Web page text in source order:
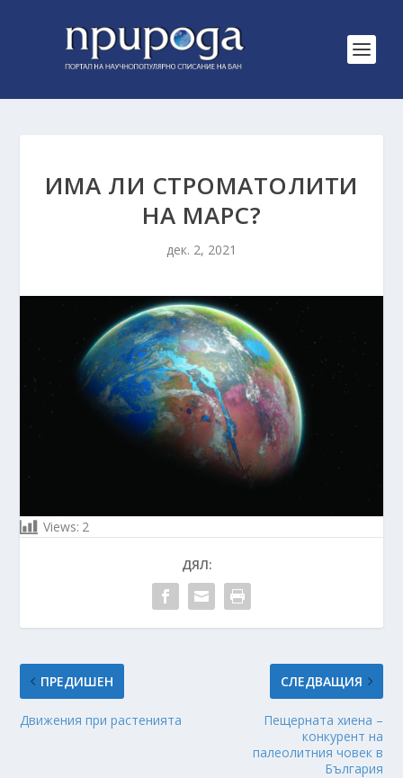
ИМА ЛИ СТРОМАТОЛИТИ
НА МАРС?
дек. 2, 2021
Views: 2
ДЯЛ:
ПРЕДИШЕН
Движения при растенията
СЛЕДВАЩИЯ
Пещерната хиена –
конкурент на
палеолитния човек в
България